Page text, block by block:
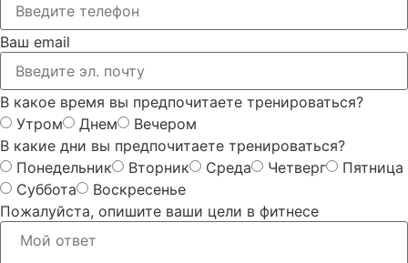
Ваш email
В какое время вы предпочитаете тренироваться?
Утром
Днем
Вечером
В какие дни вы предпочитаете тренироваться?
Понедельник
Вторник Среда Четверг
Пятница
Суббота
Воскресенье
Пожалуйста, опишите ваши цели в фитнесе